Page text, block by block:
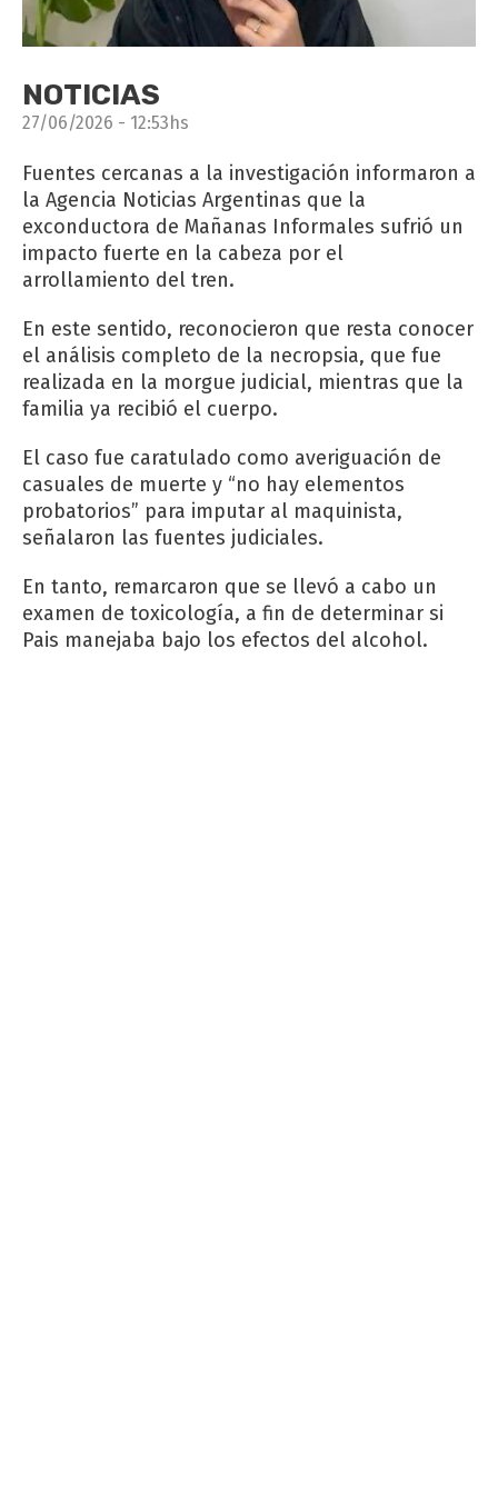
NOTICIAS
27/06/2026 - 12:53hs
Fuentes cercanas a la investigación informaron a
la Agencia Noticias Argentinas que la
exconductora de Mañanas Informales sufrió un
impacto fuerte en la cabeza por el
arrollamiento del tren.
En este sentido, reconocieron que resta conocer
el análisis completo de la necropsia, que fue
realizada en la morgue judicial, mientras que la
familia ya recibió el cuerpo.
El caso fue caratulado como averiguación de
casuales de muerte y “no hay elementos
probatorios” para imputar al maquinista,
señalaron las fuentes judiciales.
En tanto, remarcaron que se llevó a cabo un
examen de toxicología, a fin de determinar si
Pais manejaba bajo los efectos del alcohol.